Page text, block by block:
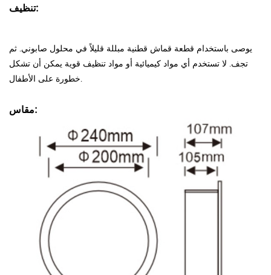
تنظيف:
يوصى باستخدام قطعة قماش قطنية مبللة قليلاً في محلول صابوني. ثم
تجف. لا تستخدم أي مواد كيميائية أو مواد تنظيف قوية يمكن أن تشكل
خطورة على الأطفال.
مقاس: